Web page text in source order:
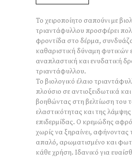
Το χειροποίητο σαπούνι με
τριαντάφυλλου προσφέρει
φροντίδα στο δέρμα,
καθαριστική δύναμη φυτικών
αναπλαστική και ενυδατική
τριαντάφυλλου.
Το βιολογικό έλαιο
πλούσιο σε αντιοξειδωτικά και
βοηθώντας στη βελτίωση του
ελαστικότητας και της λάμψης
επιδερμίδας. Ο κρεμώδης
χωρίς να ξηραίνει, αφήνοντας
απαλό, αρωματισμένο και
κάθε χρήση. Ιδανικό για